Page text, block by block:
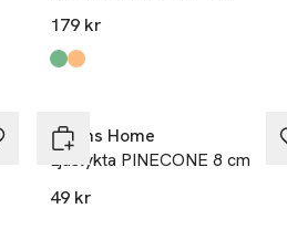
179 kr
Produkten finns i färgerna:
Green
Amber
Åhléns Home
Ljuslykta PINECONE 8 cm
49 kr